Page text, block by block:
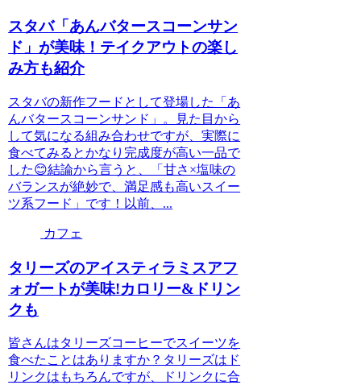
スタバ「あんバタースコーンサン
ド」が美味！テイクアウトの楽し
み方も紹介
スタバの新作フードとして登場した「あ
んバタースコーンサンド」。見た目から
して気になる組み合わせですが、実際に
食べてみるとかなり完成度が高い一品で
した😊結論から言うと、「甘さ×塩味の
バランスが絶妙で、満足感も高いスイー
ツ系フード」です！以前、...
カフェ
タリーズのアイスティラミスアフ
ォガートが美味!カロリー&ドリン
クも
皆さんはタリーズコーヒーでスイーツを
食べたことはありますか？タリーズはド
リンクはもちろんですが、ドリンクに合